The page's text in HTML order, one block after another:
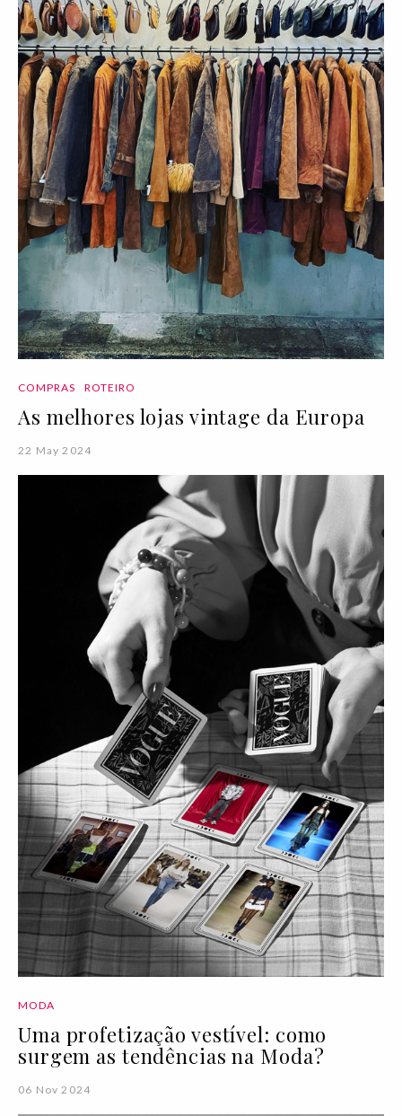
COMPRAS ROTEIRO
As melhores lojas vintage da Europa
22 May 2024
MODA
Uma profetização vestível: como
surgem as tendências na Moda?
06 Nov 2024